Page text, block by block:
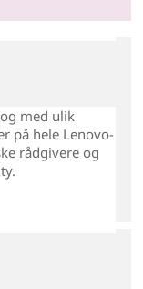
med ulik
på hele Lenovo-
rådgivere og